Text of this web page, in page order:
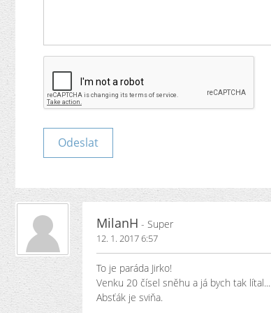
MilanH - Super
12. 1. 2017 6:57
To je paráda Jirko!
Venku 20 čísel sněhu a já bych tak lítal...
Absťák je sviňa.